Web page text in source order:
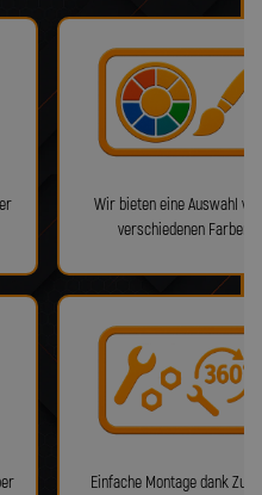
Wir bieten eine Auswahl
verschiedenen Farben!
Einfache Montage dank